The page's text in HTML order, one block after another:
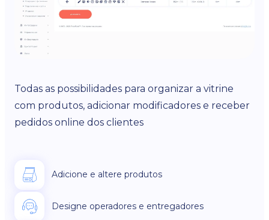
Todas as possibilidades para organizar a vitrine
com produtos, adicionar modificadores e receber
pedidos online dos clientes
Adicione e altere produtos
Designe operadores e entregadores